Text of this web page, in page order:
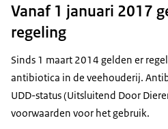
Vanaf 1 januari 2017
regeling
Sinds 1 maart 2014 gelden er
antibiotica in de veehouderij.
UDD-status (Uitsluitend Door
voorwaarden voor het gebruik.